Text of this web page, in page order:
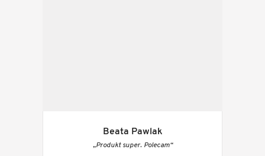
Beata Pawlak
„Produkt super. Polecam“